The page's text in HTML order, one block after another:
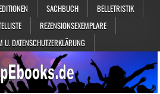
SACHBUCH
BELLETRISTIK
REZENSIONSEXEMPLARE
U. DATENSCHUTZERKLÄRUNG